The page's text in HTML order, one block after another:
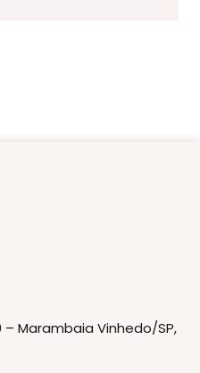
– Marambaia Vinhedo/SP,